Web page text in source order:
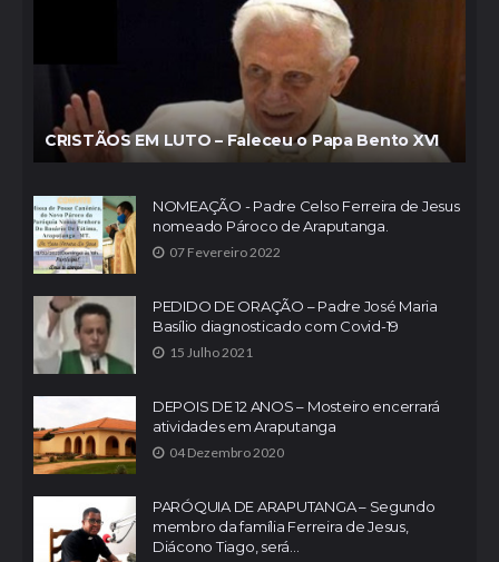
CRISTÃOS EM LUTO – Faleceu o Papa Bento XVI
NOMEAÇÃO - Padre Celso Ferreira de Jesus
nomeado Pároco de Araputanga.
07 Fevereiro 2022
PEDIDO DE ORAÇÃO – Padre José Maria
Basílio diagnosticado com Covid-19
15 Julho 2021
DEPOIS DE 12 ANOS – Mosteiro encerrará
atividades em Araputanga
04 Dezembro 2020
PARÓQUIA DE ARAPUTANGA – Segundo
membro da família Ferreira de Jesus,
Diácono Tiago, será...